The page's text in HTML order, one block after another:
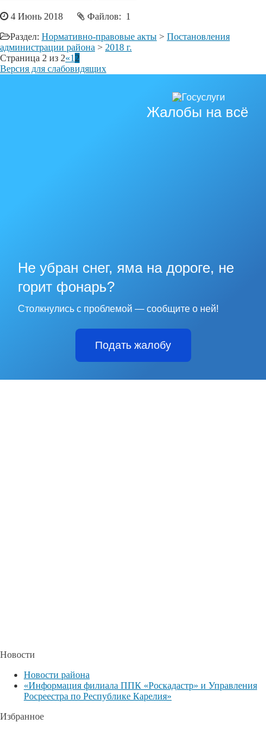
4 Июнь 2018
Файлов: 1
Раздел: Нормативно-правовые акты > Постановления
администрации района > 2018 г.
Страница 2 из 2«1 2
Версия для слабовидящих
Жалобы на всё
Не убран снег, яма на дороге, не
горит фонарь?
Столкнулись с проблемой — сообщите о ней!
Подать жалобу
Новости
Новости района
«Информация филиала ППК «Роскадастр» и Управления
Росреестра по Республике Карелия»
Избранное